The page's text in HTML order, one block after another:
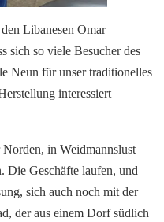
Libanesen Omar
sich so viele Besucher des
Neun für unser traditionelles
interessiert
in Weidmannslust
Die Geschäfte laufen, und
sich auch noch mit der
der aus einem Dorf südlich